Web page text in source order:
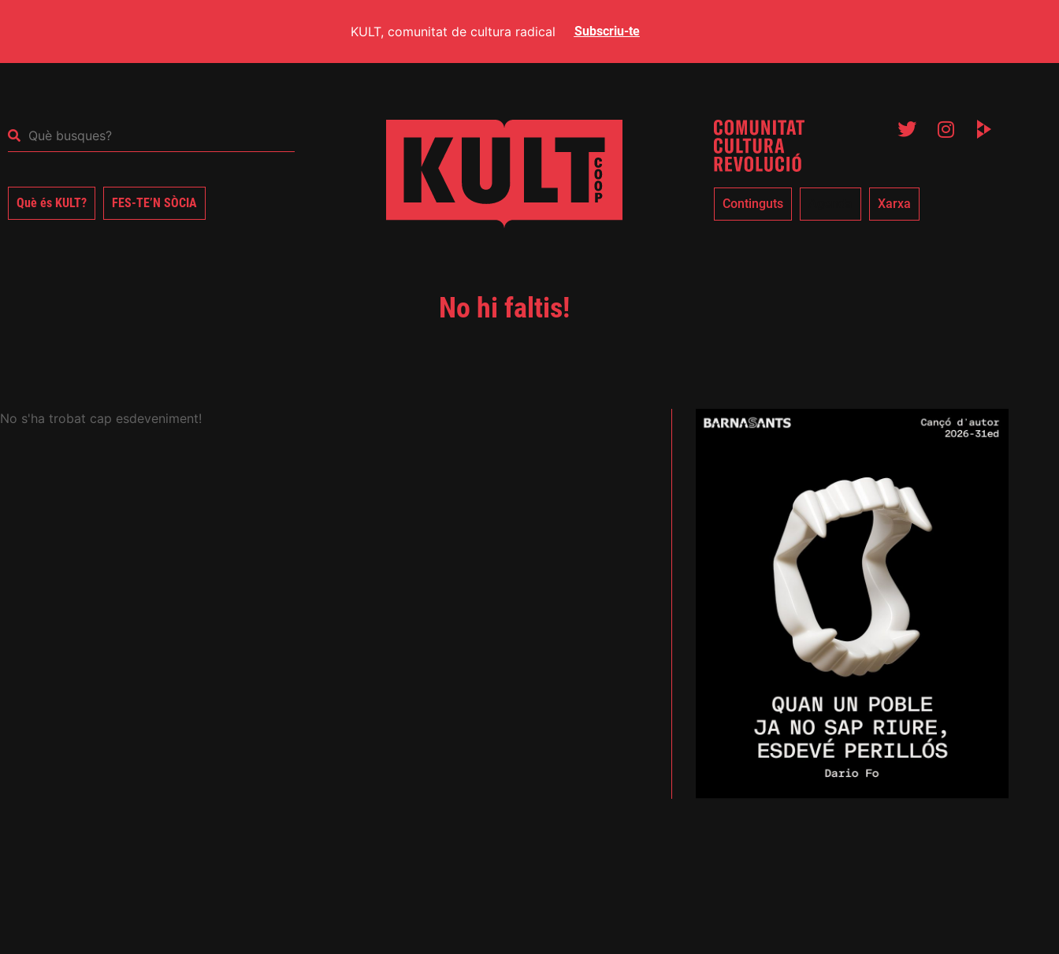
KULT, comunitat de cultura radical Subscriu-te
Què és KULT? FES-TE’N SÒCIA Continguts Xarxa
No hi faltis!
No s'ha trobat cap esdeveniment!